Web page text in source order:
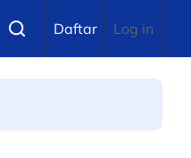
Daftar Log in